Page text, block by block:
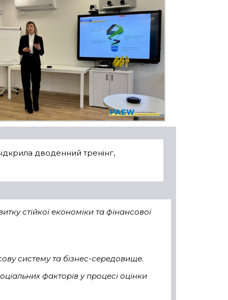
дводенний тренінг,
стійкої економіки та фінансової
систему та бізнес-середовище.
факторів у процесі оцінки